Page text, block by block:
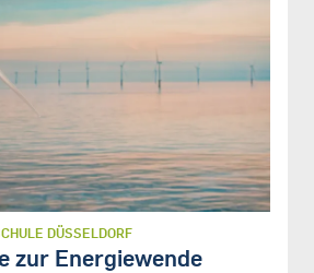
DÜSSELDORF
zur Energiewende